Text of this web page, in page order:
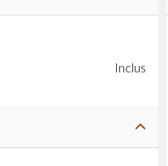
Inclus